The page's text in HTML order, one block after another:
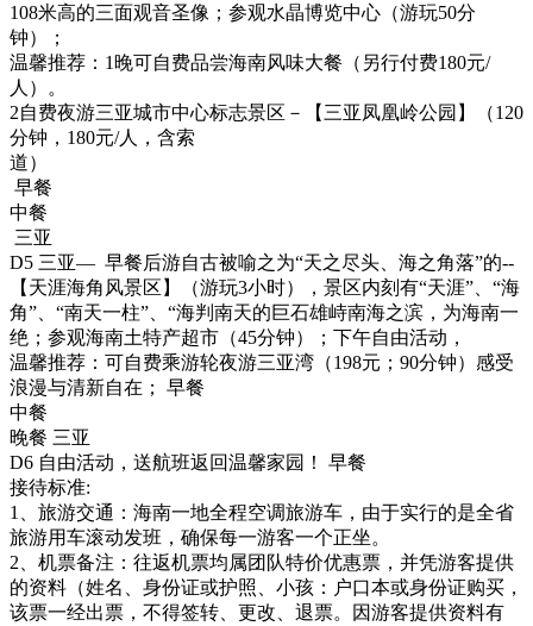
108米高的三面观音圣像；参观水晶博览中心（游玩50分
钟）；
温馨推荐：1晚可自费品尝海南风味大餐（另行付费180元/
人）。
2自费夜游三亚城市中心标志景区－【三亚凤凰岭公园】（120
分钟，180元/人，含索
道
早餐
中餐
三亚
D5 三亚— 早餐后游自古被喻之为“天之尽头、海之角落”的--
【天涯海角风景区】（游玩3小时），景区内刻有“天涯”、“海
角”、“南天一柱”、“海判南天的巨石雄峙南海之滨，为海南一
绝；参观海南土特产超市（45分钟）；下午自由活动，
温馨推荐：可自费乘游轮夜游三亚湾（198元；90分钟）感受
浪漫与清新自在； 早餐
中餐
晚餐 三亚
D6 自由活动，送航班返回温馨家园！ 早餐
接待标准:
1、旅游交通：海南一地全程空调旅游车，由于实行的是全省
旅游用车滚动发班，确保每一游客一个正坐。
2、机票备注：往返机票均属团队特价优惠票，并凭游客提供
的资料（姓名、身份证或护照、小孩：户口本或身份证购买，
该票一经出票，不得签转、更改、退票。因游客提供资料有